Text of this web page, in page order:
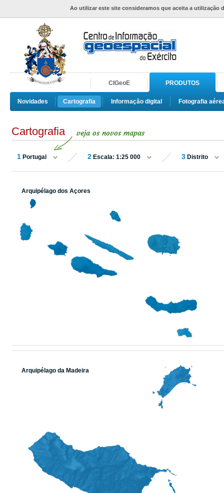
Ao utilizar este site consideramos que aceita a utilização
CIGeoE PRODUTOS
Novidades Cartografia Informação digital Fotografia
Cartografia
1 Portugal 2 Escala: 1:25 000 3 Distrito
Arquipélago dos Açores
Arquipélago da Madeira